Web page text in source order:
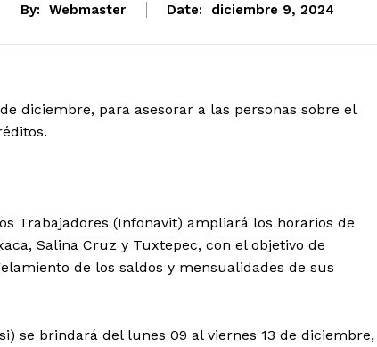
By: Webmaster Date: diciembre 9, 2024
diciembre, para asesorar a las personas sobre el
Trabajadores (Infonavit) ampliará los horarios de
Salina Cruz y Tuxtepec, con el objetivo de
de los saldos y mensualidades de sus
se brindará del lunes 09 al viernes 13 de diciembre,